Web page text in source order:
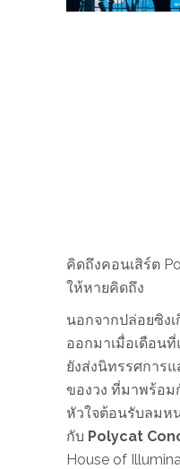
คิดถึงคอนเสิร์ต
ให้หายคิดถึง
นอกจากปล่อยซิงเ
ออกมาเมื่อเดือน
ยังส่งนิทรรศการแ
ของวง ที่มาพร้อม
หัวใจต้อนรับลมห
กับ Polycat
House of